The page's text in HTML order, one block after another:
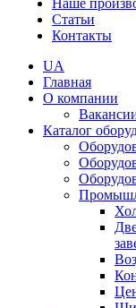
Статьи
Контакты
UA
Главная
О компании
Каталог